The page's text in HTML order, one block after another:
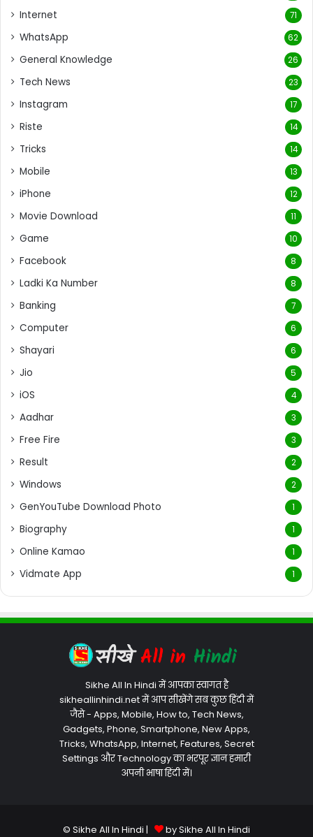
Internet 71
WhatsApp 62
General Knowledge 26
Tech News 23
Instagram 17
Riste 14
Tricks 14
Mobile 13
iPhone 12
Movie Download 11
Game 10
Facebook 8
Ladki Ka Number 8
Banking 7
Computer 6
Shayari 6
Jio 5
iOS 4
Aadhar 3
Free Fire 3
Result 2
Windows 2
GenYouTube Download Photo 1
Biography 1
Online Kamao 1
Vidmate App 1
Sikhe All In Hindi में आपका स्वागत है
sikheallinhindi.net में आप सीखेंगे सब कुछ हिंदी में
जैसे - Apps, Mobile, How to, Tech News,
Gadgets, Phone, Smartphone, New Apps,
Tricks, WhatsApp, Internet, Features, Secret
Settings और Technology का भरपूर ज्ञान हमारी
अपनी भाषा हिंदी में।
© Sikhe All In Hindi | by Sikhe All In Hindi